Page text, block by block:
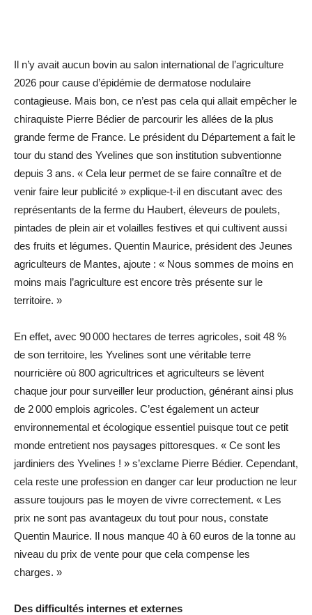
Il n’y avait aucun bovin au salon international de l’agriculture
2026 pour cause d’épidémie de dermatose nodulaire
contagieuse. Mais bon, ce n’est pas cela qui allait empêcher le
chiraquiste Pierre Bédier de parcourir les allées de la plus
grande ferme de France. Le président du Département a fait le
tour du stand des Yvelines que son institution subventionne
depuis 3 ans. « Cela leur permet de se faire connaître et de
venir faire leur publicité » explique-t-il en discutant avec des
représentants de la ferme du Haubert, éleveurs de poulets,
pintades de plein air et volailles festives et qui cultivent aussi
des fruits et légumes. Quentin Maurice, président des Jeunes
agriculteurs de Mantes, ajoute : « Nous sommes de moins en
moins mais l’agriculture est encore très ­présente sur le
territoire. »
En effet, avec 90 000 hectares de terres agricoles, soit 48 %
de son territoire, les Yvelines sont une véritable terre
nourricière où 800 agricultrices et agriculteurs se lèvent
chaque jour pour surveiller leur production, générant ainsi plus
de 2 000 emplois agricoles. C’est également un acteur
environnemental et écologique essentiel puisque tout ce petit
monde entretient nos paysages pittoresques. « Ce sont les
jardiniers des Yvelines ! » s’exclame Pierre Bédier. Cependant,
cela reste une profession en danger car leur production ne leur
assure toujours pas le moyen de vivre correctement. « Les
prix ne sont pas avantageux du tout pour nous, constate
Quentin Maurice. Il nous manque 40 à 60 euros de la tonne au
niveau du prix de vente pour que cela compense les
charges. »
Des difficultés internes et externes